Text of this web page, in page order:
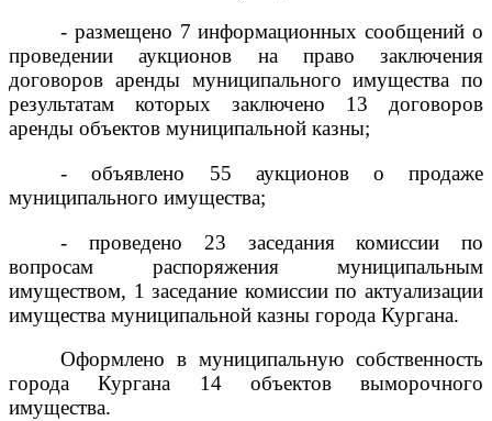
- размещено 7 информационных сообщений о
проведении аукционов на право заключения
договоров аренды муниципального имущества по
результатам которых заключено 13 договоров
аренды объектов муниципальной казны;
- объявлено 55 аукционов о продаже
муниципального имущества;
- проведено 23 заседания комиссии по
вопросам распоряжения муниципальным
имуществом, 1 заседание комиссии по актуализации
имущества муниципальной казны города Кургана.
Оформлено в муниципальную собственность
города Кургана 14 объектов выморочного
имущества.